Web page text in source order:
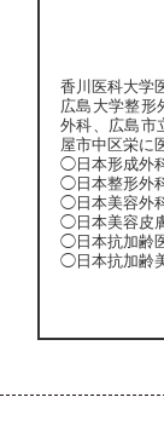
香川医科大学
広島大学整形
外科、広島市
屋市中区栄に
◯日本形成外
◯日本整形外
◯日本美容外
◯日本美容皮
◯日本抗加齢
◯日本抗加齢